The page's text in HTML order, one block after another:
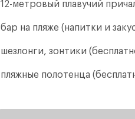
12-метровый плавучий
бар на пляже (напитки и
шезлонги, зонтики
пляжные полотенца